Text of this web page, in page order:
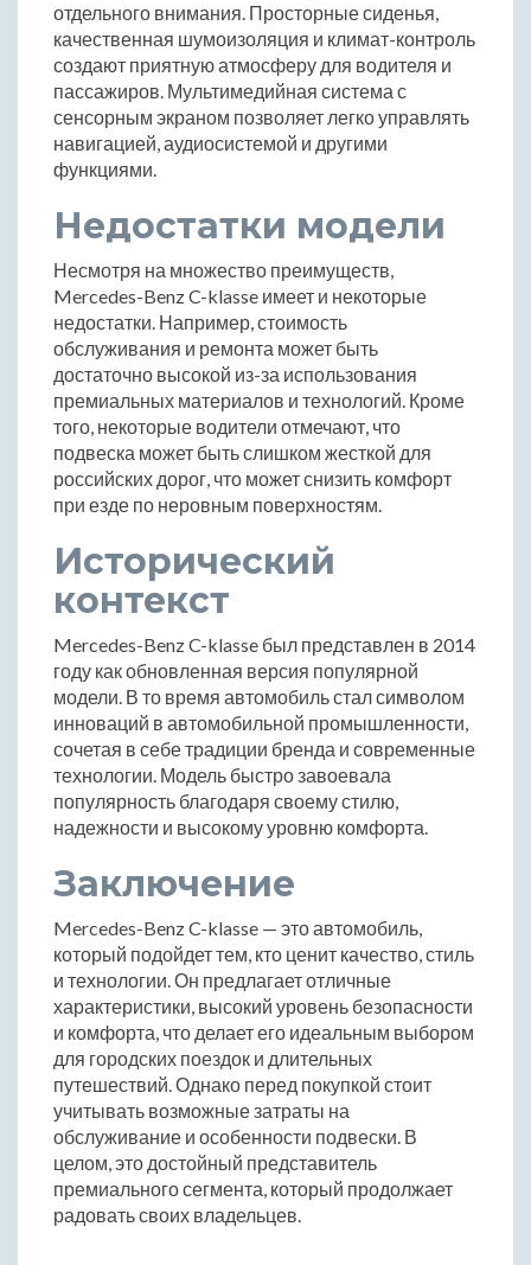
отдельного внимания. Просторные сиденья,
качественная шумоизоляция и климат-контроль
создают приятную атмосферу для водителя и
пассажиров. Мультимедийная система с
сенсорным экраном позволяет легко управлять
навигацией, аудиосистемой и другими
функциями.
Недостатки модели
Несмотря на множество преимуществ,
Mercedes-Benz C-klasse имеет и некоторые
недостатки. Например, стоимость
обслуживания и ремонта может быть
достаточно высокой из-за использования
премиальных материалов и технологий. Кроме
того, некоторые водители отмечают, что
подвеска может быть слишком жесткой для
российских дорог, что может снизить комфорт
при езде по неровным поверхностям.
Исторический
контекст
Mercedes-Benz C-klasse был представлен в 2014
году как обновленная версия популярной
модели. В то время автомобиль стал символом
инноваций в автомобильной промышленности,
сочетая в себе традиции бренда и современные
технологии. Модель быстро завоевала
популярность благодаря своему стилю,
надежности и высокому уровню комфорта.
Заключение
Mercedes-Benz C-klasse — это автомобиль,
который подойдет тем, кто ценит качество, стиль
и технологии. Он предлагает отличные
характеристики, высокий уровень безопасности
и комфорта, что делает его идеальным выбором
для городских поездок и длительных
путешествий. Однако перед покупкой стоит
учитывать возможные затраты на
обслуживание и особенности подвески. В
целом, это достойный представитель
премиального сегмента, который продолжает
радовать своих владельцев.